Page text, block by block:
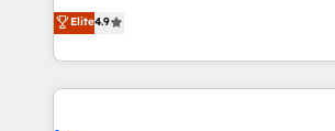
HubSpot Partner 🪴 - Sales Hub: More
implementations than any other
operational efficiency of HubSpot. The
growing tech-enabler & facilitator,
hands you the blend of HubSpot
eminent solutions & integrations. Trust us to
Elite4.9